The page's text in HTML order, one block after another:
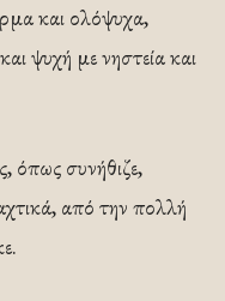
και ολόψυχα,
ψυχή με νηστεία και
όπως συνήθιζε,
από την πολλή